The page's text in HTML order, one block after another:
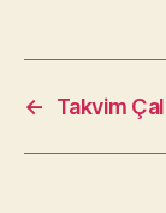
← Takvim